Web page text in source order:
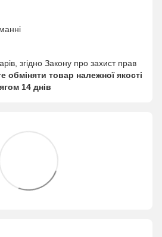
згідно Закону про захист прав
обміняти товар належної якості
14 днів